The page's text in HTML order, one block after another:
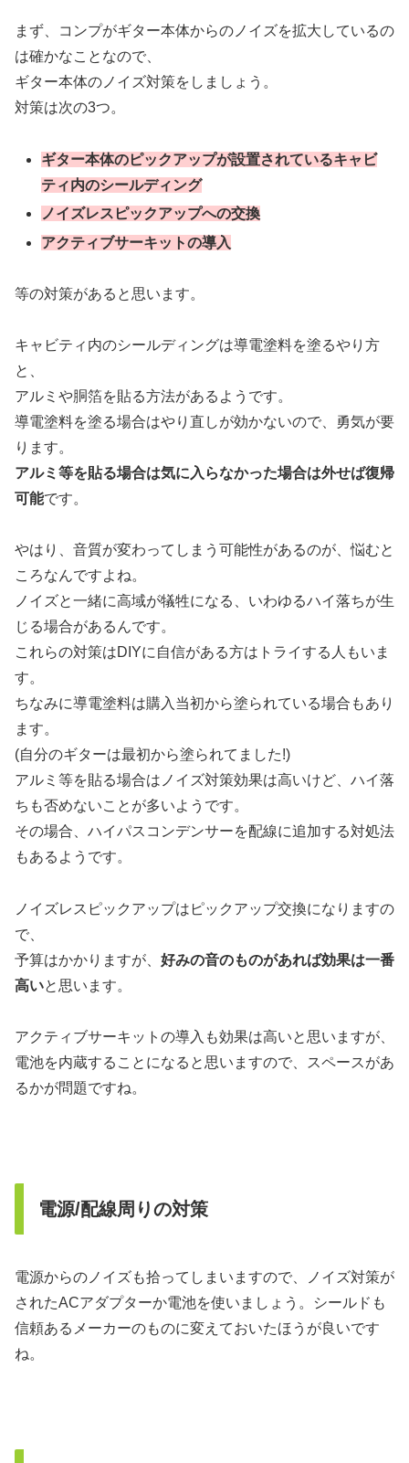
まず、コンプがギター本体からのノイズを拡大しているの
は確かなことなので、
ギター本体のノイズ対策をしましょう。
対策は次の3つ。
ギター本体のピックアップが設置されているキャビ
ティ内のシールディング
ノイズレスピックアップへの交換
アクティブサーキットの導入
等の対策があると思います。
キャビティ内のシールディングは導電塗料を塗るやり方
と、
アルミや胴箔を貼る方法があるようです。
導電塗料を塗る場合はやり直しが効かないので、勇気が要
ります。
アルミ等を貼る場合は気に入らなかった場合は外せば復帰
可能です。
やはり、音質が変わってしまう可能性があるのが、悩むと
ころなんですよね。
ノイズと一緒に高域が犠牲になる、いわゆるハイ落ちが生
じる場合があるんです。
これらの対策はDIYに自信がある方はトライする人もいま
す。
ちなみに導電塗料は購入当初から塗られている場合もあり
ます。
(自分のギターは最初から塗られてました!)
アルミ等を貼る場合はノイズ対策効果は高いけど、ハイ落
ちも否めないことが多いようです。
その場合、ハイパスコンデンサーを配線に追加する対処法
もあるようです。
ノイズレスピックアップはピックアップ交換になりますの
で、
予算はかかりますが、 好みの音のものがあれば効果は一番
高いと思います。
アクティブサーキットの導入も効果は高いと思いますが、
電池を内蔵することになると思いますので、スペースがあ
るかが問題ですね。
電源/配線周りの対策
電源からのノイズも拾ってしまいますので、ノイズ対策が
されたACアダプターか電池を使いましょう。シールドも
信頼あるメーカーのものに変えておいたほうが良いです
ね。